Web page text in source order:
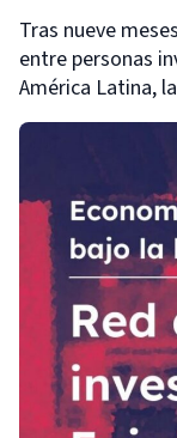
Tras nueve
entre personas
América Latina,